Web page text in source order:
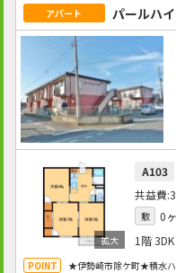
アパート パールハ
A103
敷 0
1階
★伊勢崎市除ケ町★積水